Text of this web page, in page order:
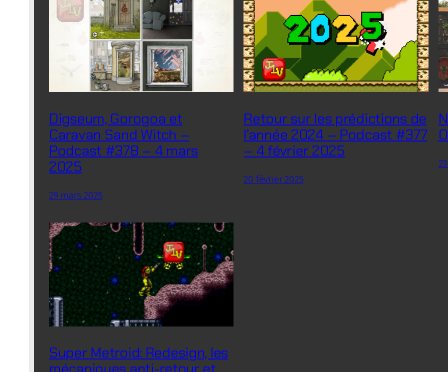
Digseum, Gorogoa et
Caravan Sand Witch –
Podcast #378 – 4 mars
2025
29 mars 2025
Retour sur les prédictions de
l’année 2024 – Podcast #377
– 4 février 2025
20 février 2025
Super Metroid: Redesign, les